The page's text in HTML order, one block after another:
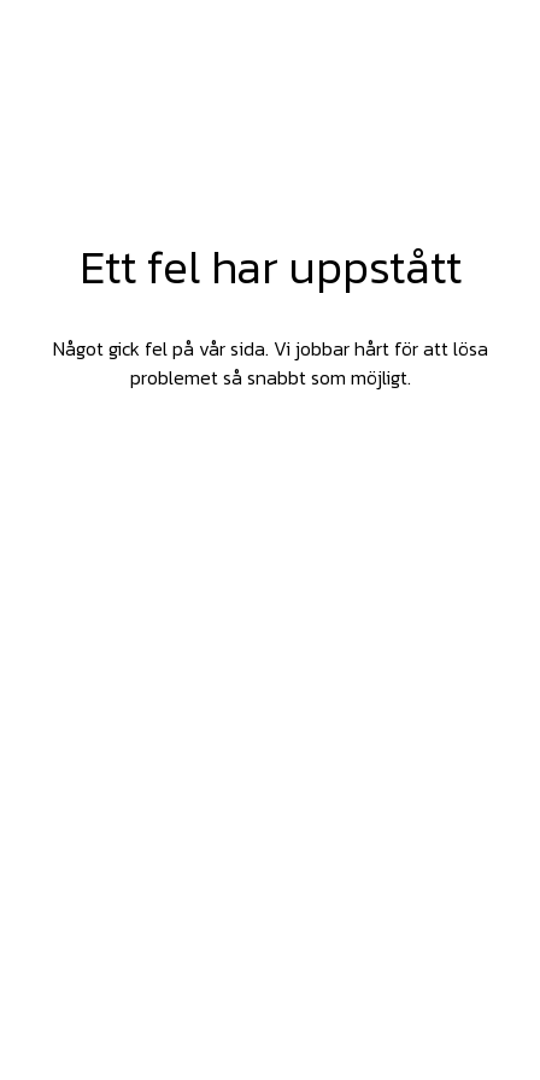
Ett fel har uppstått
Något gick fel på vår sida. Vi jobbar hårt för att lösa
problemet så snabbt som möjligt.